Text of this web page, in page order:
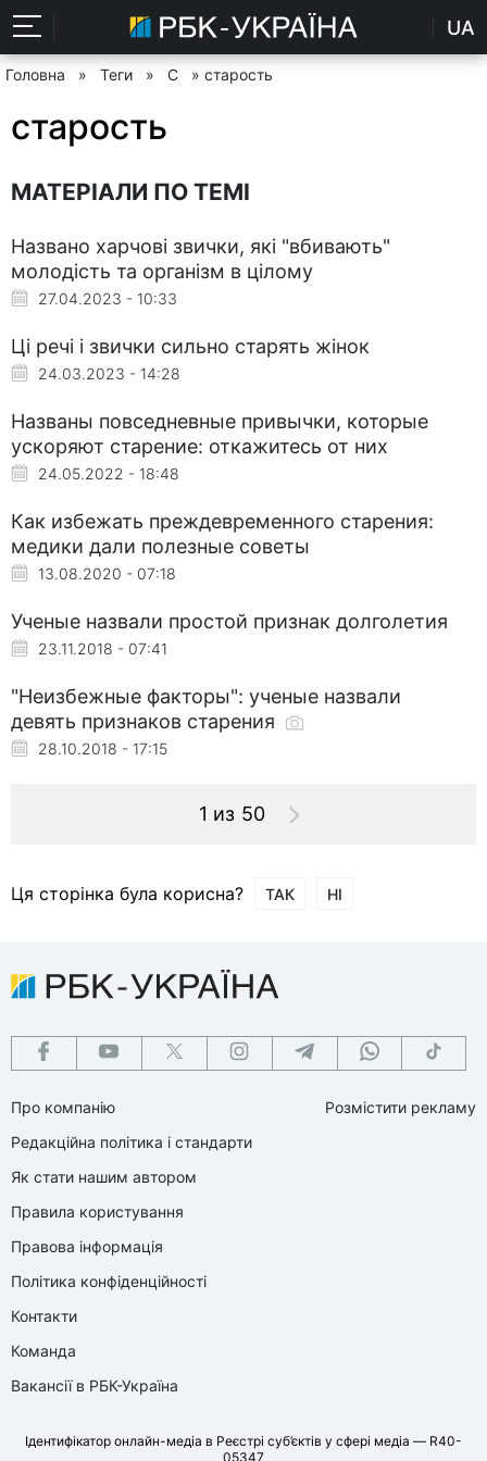
UA
Головна » Теги » С » старость
старость
МАТЕРІАЛИ ПО ТЕМІ
Названо харчові звички, які "вбивають"
молодість та організм в цілому
27.04.2023 - 10:33
Ці речі і звички сильно старять жінок
24.03.2023 - 14:28
Названы повседневные привычки, которые
ускоряют старение: откажитесь от них
24.05.2022 - 18:48
Как избежать преждевременного старения:
медики дали полезные советы
13.08.2020 - 07:18
Ученые назвали простой признак долголетия
23.11.2018 - 07:41
"Неизбежные факторы": ученые назвали
девять признаков старения
28.10.2018 - 17:15
1 из 50
Ця сторінка була корисна? ТАК НІ
Про компанію
Редакційна політика і стандарти
Як стати нашим автором
Правила користування
Правова інформація
Політика конфіденційності
Контакти
Команда
Вакансії в РБК-Україна
Розмістити рекламу
Ідентифікатор онлайн-медіа в Реєстрі суб’єктів у сфері медіа — R40-
05347